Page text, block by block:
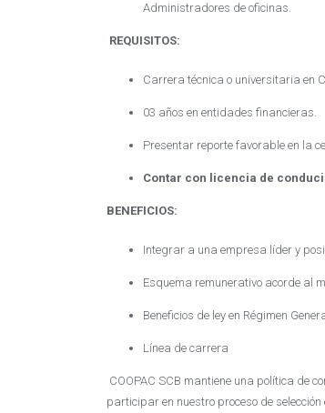
Administradores de oficinas.
REQUISITOS:
Carrera técnica o universitaria en
03 años en entidades financieras.
Presentar reporte favorable en la
Contar con licencia de
BENEFICIOS:
Integrar a una empresa líder y
Esquema remunerativo acorde al
Beneficios de ley en Régimen
Línea de carrera
COOPAC SCB mantiene una política de
participar en nuestro proceso de